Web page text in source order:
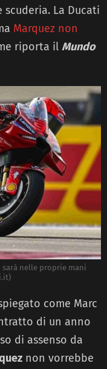
La Ducati
Marquez non
riporta il Mundo
sarà nelle proprie mani
come Marc
di un anno
di assenso da
non vorrebbe